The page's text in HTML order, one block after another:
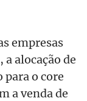
empresas
alocação de
o core
a venda de